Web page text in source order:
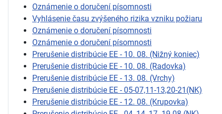
Oznámenie o doručení písomnosti
Vyhlásenie času zvýšeného rizika vzniku požiaru
Oznámenie o doručení písomnosti
Oznámenie o doručení písomnosti
Prerušenie distribúcie EE - 10. 08. (Nižný koniec)
Prerušenie distribúcie EE - 10. 08. (Radovka)
Prerušenie distribúcie EE - 13. 08. (Vrchy)
Prerušenie distribúcie EE - 05-07,11-13,20-21(NK)
Prerušenie distribúcie EE - 12. 08. (Krupovka)